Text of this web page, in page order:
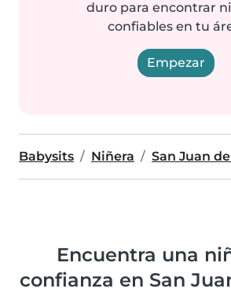
duro para encontrar
confiables en tu
Empezar
Babysits Niñera San Juan
Encuentra una
confianza en San